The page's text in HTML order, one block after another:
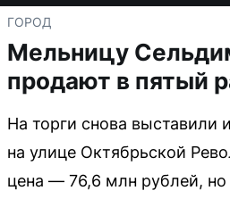
ГОРОД
Мельницу
продают в пятый
На торги снова выставили
на улице Октябрьской
цена — 76,6 млн рублей, но